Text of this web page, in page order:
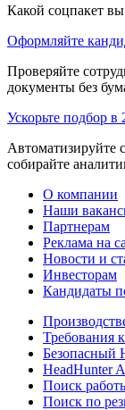
Какой соцпакет
Оформляйте
Проверяйте
документы без
Ускорьте подбор в
Автоматизируйте
собирайте
О компании
Наши
Партнерам
Реклама на
Новости и
Инвесторам
Кандидаты
Требования
Безопасный
HeadHunter
Поиск
Поиск по